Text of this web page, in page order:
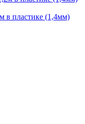
в пластике (1,4мм)